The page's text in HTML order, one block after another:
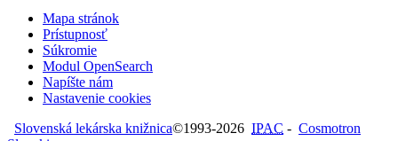
Mapa stránok
Prístupnosť
Súkromie
Modul OpenSearch
Napíšte nám
Nastavenie cookies
Slovenská lekárska knižnica©1993-2026 IPAC - Cosmotron